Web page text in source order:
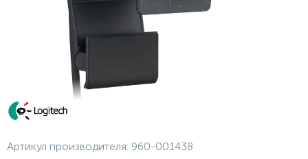
Артикул производителя: 960-001438